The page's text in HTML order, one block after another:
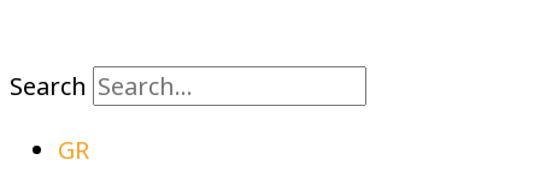
Search
GR